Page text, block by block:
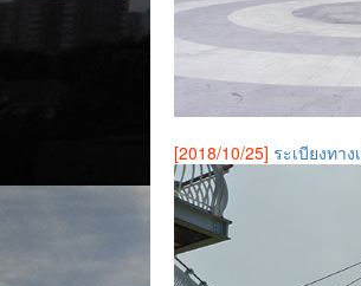
[2018/10/25] ระเบียงทา